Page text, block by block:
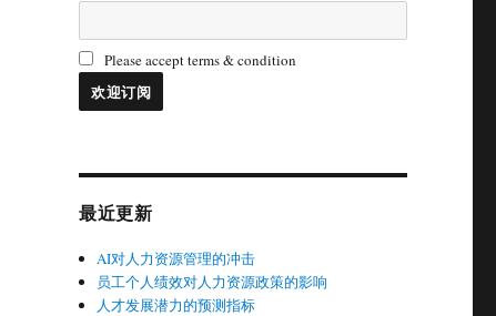
Please accept terms & condition
最近更新
AI对人力资源管理的冲击
员工个人绩效对人力资源政策的影响
人才发展潜力的预测指标